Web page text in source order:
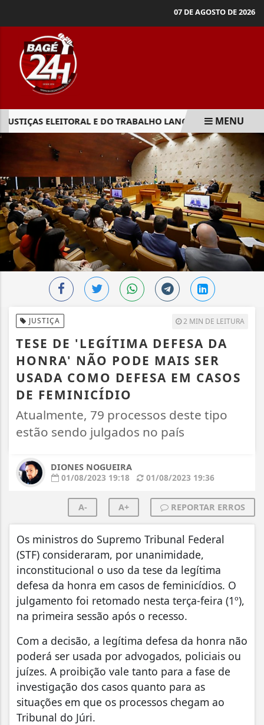
07 DE AGOSTO DE 2026
JUSTIÇAS ELEITORAL E DO TRABALHO LANÇAM CAMPANHA
EM ALTA
MENU
JUSTIÇA 2 MIN DE LEITURA
TESE DE 'LEGÍTIMA DEFESA DA
HONRA' NÃO PODE MAIS SER
USADA COMO DEFESA EM CASOS
DE FEMINICÍDIO
Atualmente, 79 processos deste tipo
estão sendo julgados no país
DIONES NOGUEIRA
01/08/2023 19:18
01/08/2023 19:36
A- A+ REPORTAR ERROS
Os ministros do Supremo Tribunal Federal
(STF) consideraram, por unanimidade,
inconstitucional o uso da tese da legítima
defesa da honra em casos de feminicídios. O
julgamento foi retomado nesta terça-feira (1º),
na primeira sessão após o recesso.
Com a decisão, a legítima defesa da honra não
poderá ser usada por advogados, policiais ou
juízes. A proibição vale tanto para a fase de
investigação dos casos quanto para as
situações em que os processos chegam ao
Tribunal do Júri.